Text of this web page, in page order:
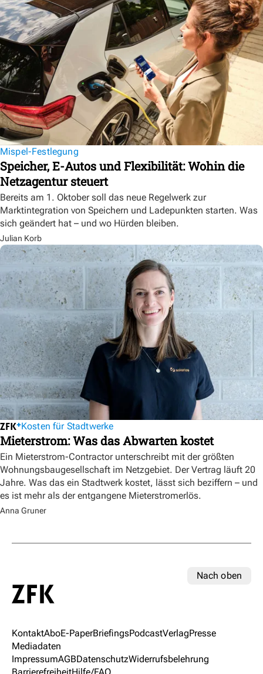
Mispel-Festlegung
Speicher, E-Autos und Flexibilität: Wohin die
Netzagentur steuert
Bereits am 1. Oktober soll das neue Regelwerk zur
Marktintegration von Speichern und Ladepunkten starten. Was
sich geändert hat – und wo Hürden bleiben.
Julian Korb
Kosten für Stadtwerke
Mieterstrom: Was das Abwarten kostet
Ein Mieterstrom-Contractor unterschreibt mit der größten
Wohnungsbaugesellschaft im Netzgebiet. Der Vertrag läuft 20
Jahre. Was das ein Stadtwerk kostet, lässt sich beziffern – und
es ist mehr als der entgangene Mieterstromerlös.
Anna Gruner
Nach oben
KontaktAboE-PaperBriefingsPodcastVerlagPresse
Mediadaten
ImpressumAGBDatenschutzWiderrufsbelehrung